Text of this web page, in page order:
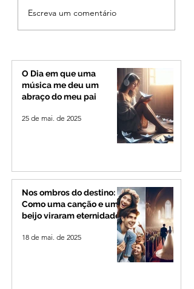
Campanhas eleitorais
começam neste
domingo (27); veja as
Escreva um comentário
O Dia em que uma
música me deu um
abraço do meu pai
25 de mai. de 2025
Nos ombros do destino:
Como uma canção e um
beijo viraram eternidade
18 de mai. de 2025